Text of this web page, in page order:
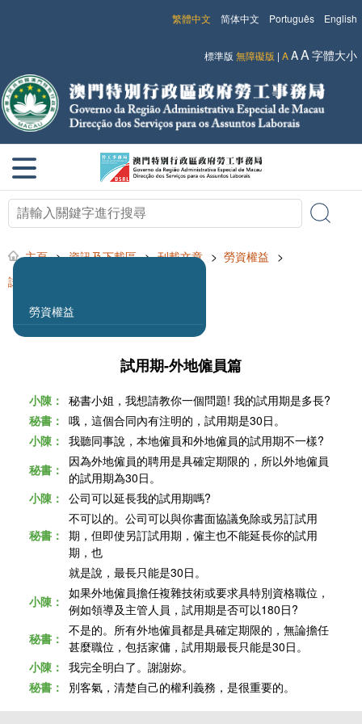
English
Português
简体中文
繁體中文
標準版 無障礙版 | AAA字體大小
主頁 > 資訊及下載區 > 刊載文章 > 勞資權益 >
試用期-外地僱員篇
勞資權益
試用期-外地僱員篇
小陳： 秘書小姐，我想請教你一個問題! 我的試用期是多長?
秘書： 哦，這個合同內有注明的，試用期是30日。
小陳： 我聽同事說，本地僱員和外地僱員的試用期不一樣?
秘書：
因為外地僱員的聘用是具確定期限的，所以外地僱員
的試用期為30日。
小陳： 公司可以延長我的試用期嗎?
秘書：
不可以的。公司可以與你書面協議免除或另訂試用
期，但即使另訂試用期，僱主也不能延長你的試用
期，也
就是說，最長只能是30日。
小陳：
如果外地僱員擔任複雜技術或要求具特別資格職位，
例如領導及主管人員，試用期是否可以180日?
秘書：
不是的。所有外地僱員都是具確定期限的，無論擔任
甚麼職位，包括家傭，試用期最長只能是30日。
小陳： 我完全明白了。謝謝妳。
秘書：
別客氣，清楚自己的權利義務，是很重要的。